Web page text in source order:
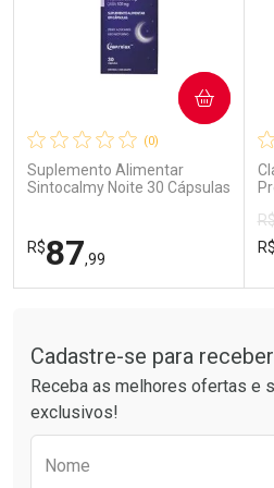
Comprar sem Desconto
Por R$ 85,99/cada
Comprar sem Desconto
Por R$ 85,99/cada
(0)
Suplemento Alimentar
Sintocalmy Noite 30 Cápsulas
R$87,99
COMPRAR
Laboratório
Por Menos
R$
Cadastre-se para
Receba as melhores ofertas e
exclusivos!
Nome